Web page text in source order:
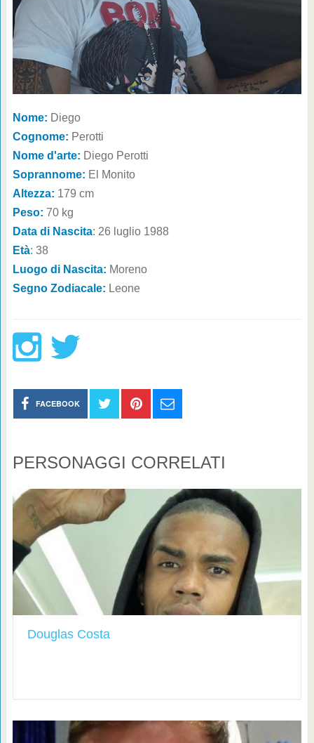
Nome: Diego
Cognome: Perotti
Nome d'arte: Diego Perotti
Soprannome: El Monito
Altezza: 179 cm
Peso: 70 kg
Data di Nascita: 26 luglio 1988
Età: 38
Luogo di Nascita: Moreno
Segno Zodiacale: Leone
FACEBOOK
PERSONAGGI CORRELATI
Douglas Costa